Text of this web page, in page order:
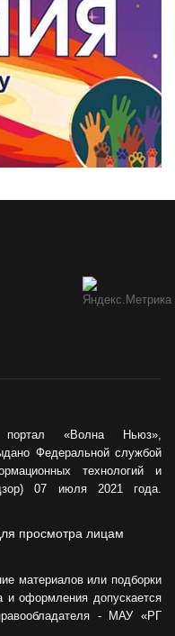
портал «Волна Ньюз»,
Федеральной службой
технологий и
07 июля 2021 года.
просмотра лицам
материалов или подборки
и оформления допускается
- МАУ «РГ